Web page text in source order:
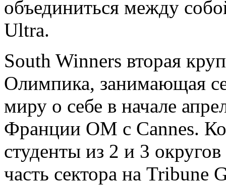
объединиться между
Ultra.
South Winners вторая
Олимпика, занимающая
миру о себе в начале
Франции ОМ с Cannes.
студенты из 2 и 3
часть сектора на Tribune